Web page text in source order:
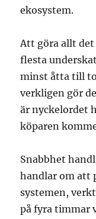
ekosystem.
Att göra allt
flesta
minst åtta till
verkligen gör
är nyckelordet
köparen
Snabbhet
handlar om att
systemen,
på fyra timmar